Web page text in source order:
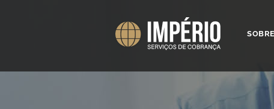
SOBRE